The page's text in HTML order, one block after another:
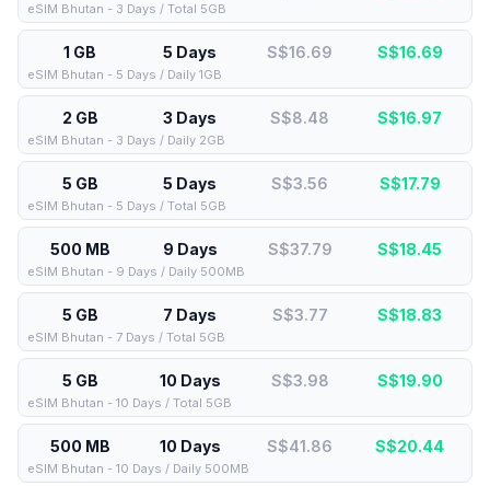
eSIM Bhutan - 3 Days / Total 5GB
1 GB 5 Days S$16.69 S$16.69
eSIM Bhutan - 5 Days / Daily 1GB
2 GB 3 Days S$8.48 S$16.97
eSIM Bhutan - 3 Days / Daily 2GB
5 GB 5 Days S$3.56 S$17.79
eSIM Bhutan - 5 Days / Total 5GB
500 MB 9 Days S$37.79 S$18.45
eSIM Bhutan - 9 Days / Daily 500MB
5 GB 7 Days S$3.77 S$18.83
eSIM Bhutan - 7 Days / Total 5GB
5 GB 10 Days S$3.98 S$19.90
eSIM Bhutan - 10 Days / Total 5GB
500 MB 10 Days S$41.86 S$20.44
eSIM Bhutan - 10 Days / Daily 500MB